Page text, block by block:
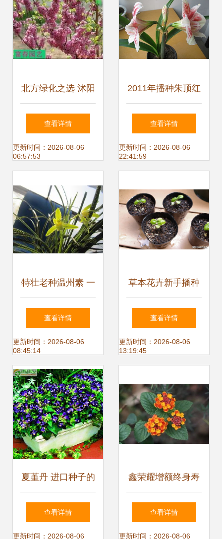
北方绿化之选 沭阳
县富春园林绿化苗
木场——您的耐寒
家
查看详情
更新时间：2026-08-06
06:57:53
2011年播种朱顶红
精品简介 | 藏花阁
花卉论坛园艺分享
查看详情
更新时间：2026-08-06
22:41:59
特壮老种温州素 一
花独放，香满乾坤
查看详情
更新时间：2026-08-06
08:45:14
草本花卉新手播种
指南 从理论到实
践，助你提高种子
查看详情
更新时间：2026-08-06
13:19:45
夏堇丹 进口种子的
盛夏精灵，点亮花
园的缤纷诗篇
查看详情
更新时间：2026-08-06
鑫荣耀增额终身寿
险 一份兼顾保障与
长期价值的理财型
查看详情
更新时间：2026-08-06